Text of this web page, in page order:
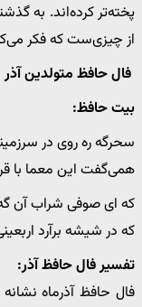
پخته‌تر کرده‌اند. به
از چیزی‌ست که فکر
فال حافظ متولدین آذر
بیت حافظ:
سحرگه ره روی در
همی‌گفت این معما با
که ای صوفی شراب آن
که در شیشه برآرد
تفسیر فال حافظ آذر:
فال حافظ آذرماه